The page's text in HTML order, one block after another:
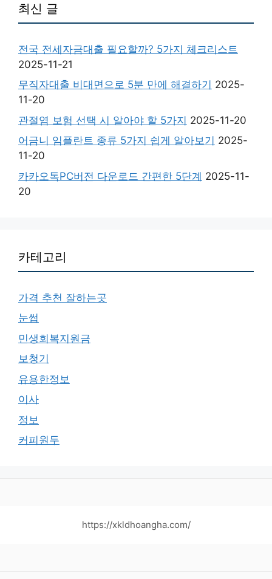
최신 글
전국 전세자금대출 필요할까? 5가지 체크리스트
2025-11-21
무직자대출 비대면으로 5분 만에 해결하기 2025-
11-20
관절염 보험 선택 시 알아야 할 5가지 2025-11-20
어금니 임플란트 종류 5가지 쉽게 알아보기 2025-
11-20
카카오톡PC버전 다운로드 간편한 5단계 2025-11-
20
카테고리
가격 추천 잘하는곳
눈썹
민생회복지원금
보청기
유용한정보
이사
정보
커피원두
https://xkldhoangha.com/